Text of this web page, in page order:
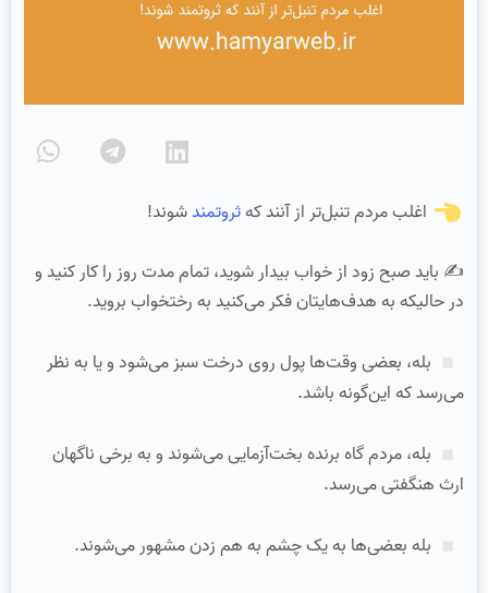
اغلب مردم تنبل‌تر از آنند کهثروتمندشوند!
✍ باید صبح زود از خواب بیدار شوید، تمام مدت روز را کار کنید و
در حالیکه به هدف‌هایتان فکر می‌کنید به رختخواب بروید.
بله، بعضی وقت‌ها پول روی درخت سبز می‌شود و یا به نظر
می‌رسد که این‌گونه باشد.
بله، مردم گاه برنده بخت‌آزمایی می‌شوند و به برخی ناگهان
ارث هنگفتی می‌رسد.
بله بعضی‌ها به یک چشم به هم زدن مشهور می‌شوند.